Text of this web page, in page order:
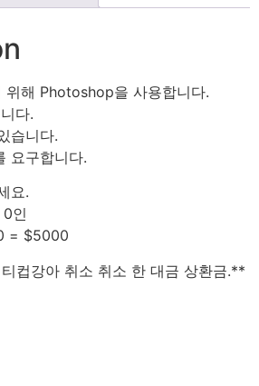
위해 Photoshop을 사용합니다.
다.
습니다.
요구합니다.
요.
인
= $5000
컵강아 취소 취소 한 대금 상환금.**